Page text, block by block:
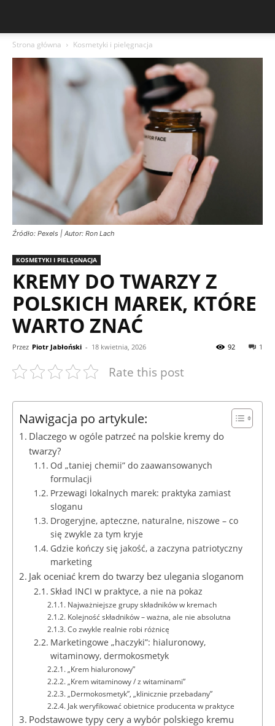
Strona główna Kosmetyki i pielęgnacja
Źródło: Pexels | Autor: Ron Lach
KOSMETYKI I PIELĘGNACJA
KREMY DO TWARZY Z
POLSKICH MAREK, KTÓRE
WARTO ZNAĆ
Przez Piotr Jabłoński - 18 kwietnia, 2026 1
92
Rate this post
Nawigacja po artykule:
Dlaczego w ogóle patrzeć na polskie kremy do
twarzy?
Od „taniej chemii” do zaawansowanych
formulacji
Przewagi lokalnych marek: praktyka zamiast
sloganu
Drogeryjne, apteczne, naturalne, niszowe – co
się zwykle za tym kryje
Gdzie kończy się jakość, a zaczyna patriotyczny
marketing
Jak oceniać krem do twarzy bez ulegania sloganom
Skład INCI w praktyce, a nie na pokaz
Najważniejsze grupy składników w kremach
Kolejność składników – ważna, ale nie absolutna
Co zwykle realnie robi różnicę
Marketingowe „haczyki”: hialuronowy,
witaminowy, dermokosmetyk
„Krem hialuronowy”
„Krem witaminowy / z witaminami”
„Dermokosmetyk”, „klinicznie przebadany”
Jak weryfikować obietnice producenta w praktyce
Podstawowe typy cery a wybór polskiego kremu